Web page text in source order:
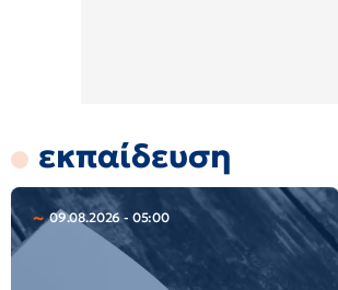
εκπαίδευση
09.08.2026 - 05:00